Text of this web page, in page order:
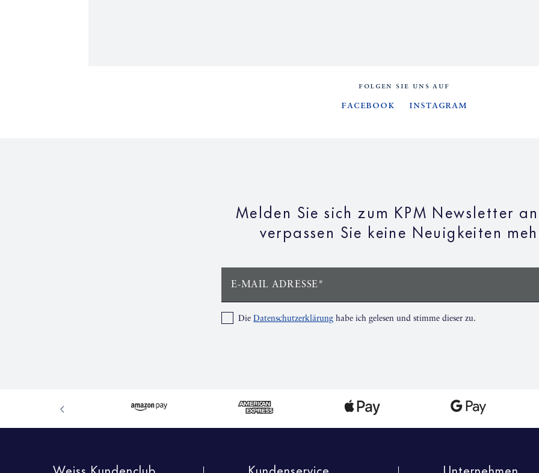
FOLGEN SIE UNS AUF
Facebook Instagram
Melden Sie sich zum KPM Newsletter
verpassen Sie keine Neuigkeiten
E-MAIL ADRESSE*
Die Datenschutzerklärung habe ich gelesen und stimme dieser zu.